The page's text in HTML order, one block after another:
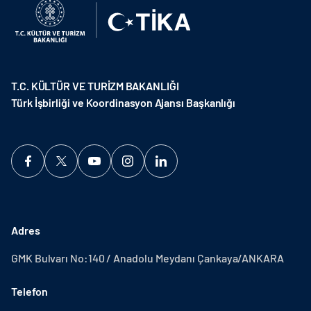
T.C. KÜLTÜR VE TURİZM BAKANLIĞI
Türk İşbirliği ve Koordinasyon Ajansı Başkanlığı
Adres
GMK Bulvarı No:140 / Anadolu Meydanı Çankaya/ANKARA
Telefon